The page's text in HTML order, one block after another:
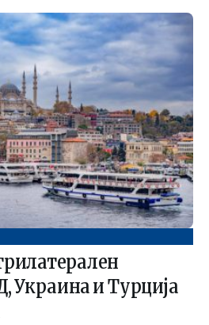
Украина и Турција